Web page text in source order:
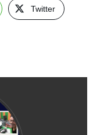
Twitter